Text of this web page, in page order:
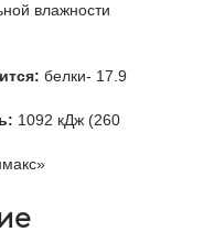
влажности
белки- 17.9
1092 кДж (260